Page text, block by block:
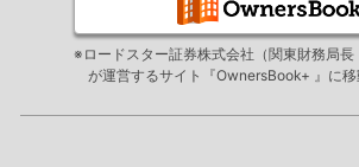
※ロードスター証券株式会社（関東財務局長
が運営するサイト『OwnersBook+ 』に移